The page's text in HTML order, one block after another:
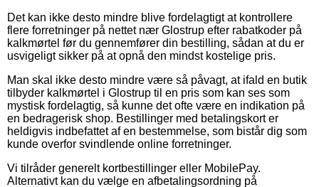
Det kan ikke desto mindre blive fordelagtigt at kontrollere
flere forretninger på nettet nær Glostrup efter rabatkoder på
kalkmørtel før du gennemfører din bestilling, sådan at du er
usvigeligt sikker på at opnå den mindst kostelige pris.
Man skal ikke desto mindre være så påvagt, at ifald en butik
tilbyder kalkmørtel i Glostrup til en pris som kan ses som
mystisk fordelagtig, så kunne det ofte være en indikation på
en bedragerisk shop. Bestillinger med betalingskort er
heldigvis indbefattet af en bestemmelse, som bistår dig som
kunde overfor svindlende online forretninger.
Vi tilråder generelt kortbestillinger eller MobilePay.
Alternativt kan du vælge en afbetalingsordning på